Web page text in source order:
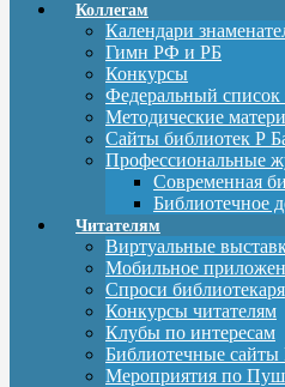
Коллегам
Календари
Гимн РФ и РБ
Конкурсы
Федеральный список
Методические
Сайты библиотек Р
Профессиональные
Современная
Библиотечное
Читателям
Виртуальные
Мобильное
Спроси библиотекаря
Конкурсы читателям
Клубы по интересам
Библиотечные сайты
Мероприятия по